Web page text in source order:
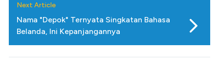
Next Article
Nama "Depok" Ternyata Singkatan Bahasa
Belanda, Ini Kepanjangannya